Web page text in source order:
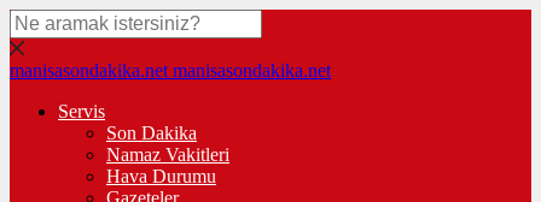
manisasondakika.net manisasondakika.net
Servis
Son Dakika
Namaz Vakitleri
Hava Durumu
Gazeteler